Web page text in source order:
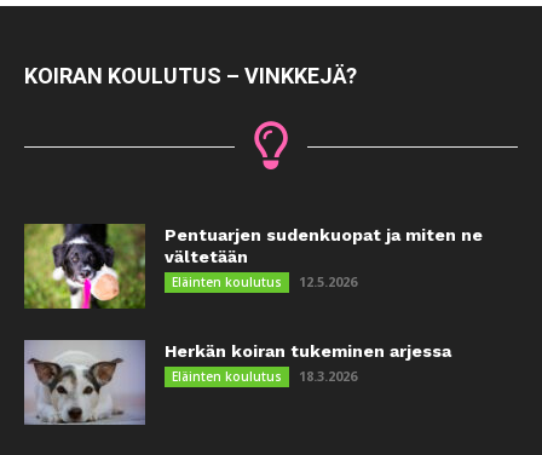
KOIRAN KOULUTUS – VINKKEJÄ?
Pentuarjen sudenkuopat ja miten ne
vältetään
Eläinten koulutus 12.5.2026
Herkän koiran tukeminen arjessa
Eläinten koulutus 18.3.2026